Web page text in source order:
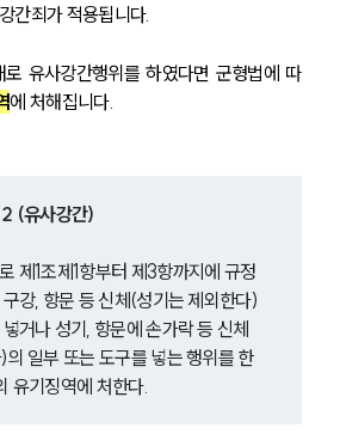
간죄가 적용됩니다.
유사강간행위를 하였다면 군형법에 따
에 처해집니다.
(유사강간)
강, 항문 등 신체(성기는 제외한다)
거나 성기, 항문에 손가락 등 신체
일부 또는 도구를 넣는 행위를 한
유기징역에 처한다.